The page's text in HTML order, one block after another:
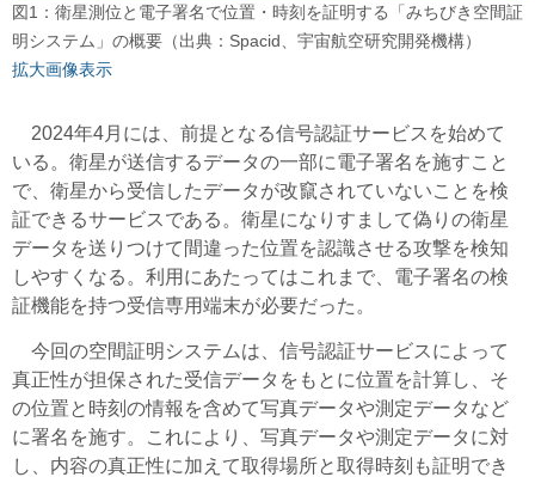
図1：衛星測位と電子署名で位置・時刻を証明する「みちびき空間証
明システム」の概要（出典：Spacid、宇宙航空研究開発機構）
拡大画像表示
2024年4月には、前提となる信号認証サービスを始めて
いる。衛星が送信するデータの一部に電子署名を施すこと
で、衛星から受信したデータが改竄されていないことを検
証できるサービスである。衛星になりすまして偽りの衛星
データを送りつけて間違った位置を認識させる攻撃を検知
しやすくなる。利用にあたってはこれまで、電子署名の検
証機能を持つ受信専用端末が必要だった。
今回の空間証明システムは、信号認証サービスによって
真正性が担保された受信データをもとに位置を計算し、そ
の位置と時刻の情報を含めて写真データや測定データなど
に署名を施す。これにより、写真データや測定データに対
し、内容の真正性に加えて取得場所と取得時刻も証明でき